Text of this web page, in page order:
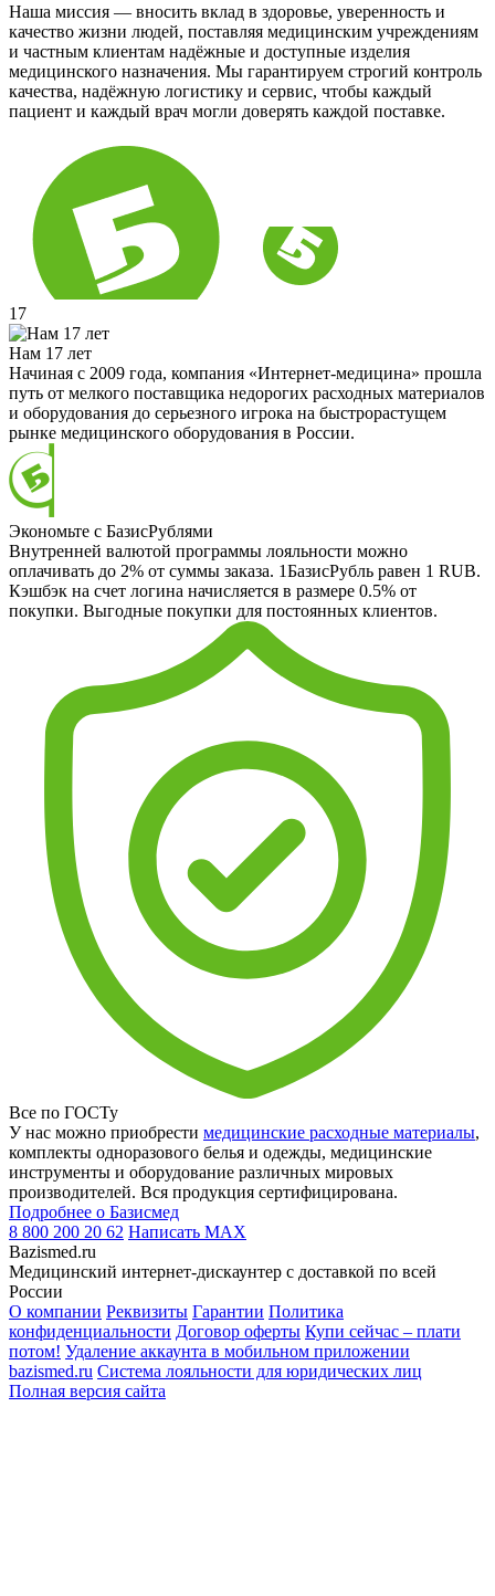
Наша миссия — вносить вклад в здоровье, уверенность и
качество жизни людей, поставляя медицинским учреждениям
и частным клиентам надёжные и доступные изделия
медицинского назначения. Мы гарантируем строгий контроль
качества, надёжную логистику и сервис, чтобы каждый
пациент и каждый врач могли доверять каждой поставке.
17
Нам 17 лет
Начиная с 2009 года, компания «Интернет-медицина» прошла
путь от мелкого поставщика недорогих расходных материалов
и оборудования до серьезного игрока на быстрорастущем
рынке медицинского оборудования в России.
Экономьте с БазисРублями
Внутренней валютой программы лояльности можно
оплачивать до 2% от суммы заказа. 1БазисРубль равен 1 RUB.
Кэшбэк на счет логина начисляется в размере 0.5% от
покупки. Выгодные покупки для постоянных клиентов.
Все по ГОСТу
У нас можно приобрести медицинские расходные материалы,
комплекты одноразового белья и одежды, медицинские
инструменты и оборудование различных мировых
производителей. Вся продукция сертифицирована.
Подробнее о Базисмед
8 800 200 20 62 Написать MAX
Bazismed.ru
Медицинский интернет-дискаунтер с доставкой по всей
России
О компании Реквизиты Гарантии Политика
конфиденциальности Договор оферты Купи сейчас – плати
потом! Удаление аккаунта в мобильном приложении
bazismed.ru Система лояльности для юридических лиц
Полная версия сайта